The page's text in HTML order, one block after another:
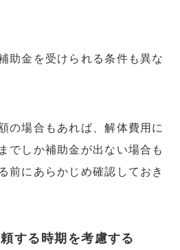
助金を受けられる条件も異な
の場合もあれば、解体費用に
でしか補助金が出ない場合も
前にあらかじめ確認しておき
する時期を考慮する